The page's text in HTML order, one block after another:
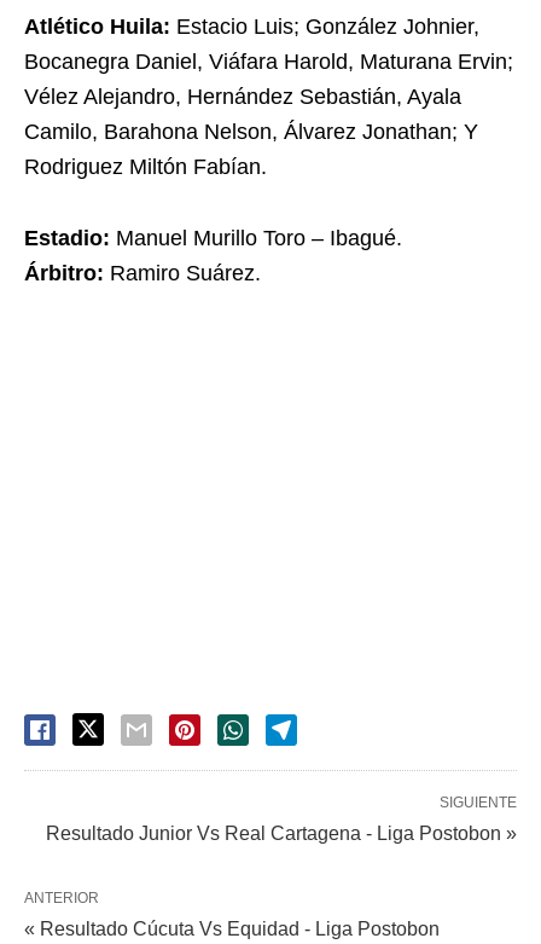
Atlético Huila: Estacio Luis; González Johnier,
Bocanegra Daniel, Viáfara Harold, Maturana Ervin;
Vélez Alejandro, Hernández Sebastián, Ayala
Camilo, Barahona Nelson, Álvarez Jonathan; Y
Rodriguez Miltón Fabían.
Estadio: Manuel Murillo Toro – Ibagué.
Árbitro: Ramiro Suárez.
SIGUIENTE
Resultado Junior Vs Real Cartagena - Liga Postobon »
ANTERIOR
« Resultado Cúcuta Vs Equidad - Liga Postobon